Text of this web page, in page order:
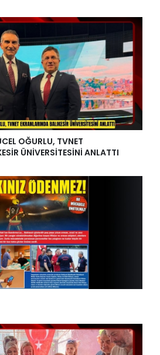
OĞURLU, TVNET
ÜNİVERSİTESİNİ ANLATTI